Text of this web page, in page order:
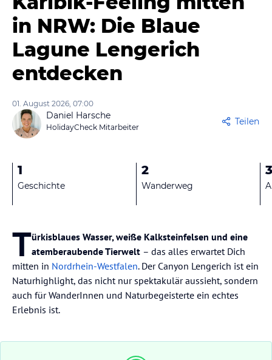
in NRW: Die Blaue
Lagune Lengerich
entdecken
01. August 2026, 07:00
Daniel Harsche
HolidayCheck Mitarbeiter
Teilen
1
Geschichte
2
Wanderweg
3
Türkisblaues Wasser, weiße Kalksteinfelsen und eine
atemberaubende Tierwelt – das alles erwartet Dich
mitten in Nordrhein-Westfalen. Der Canyon Lengerich ist ein
Naturhighlight, das nicht nur spektakulär aussieht, sondern
auch für WanderInnen und Naturbegeisterte ein echtes
Erlebnis ist.